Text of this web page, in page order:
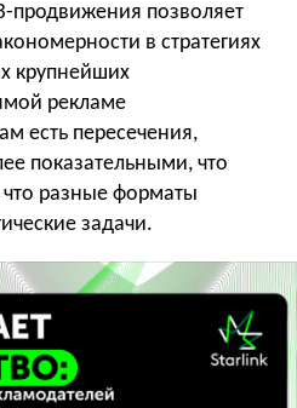
продвижения позволяет
в стратегиях
крупнейших
рекламе
есть пересечения,
показательными, что
что разные форматы
задачи.